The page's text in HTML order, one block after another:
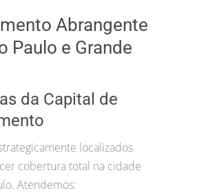
Abrangente
Paulo e Grande
da Capital de
localizados
cobertura total na cidade
Atendemos: